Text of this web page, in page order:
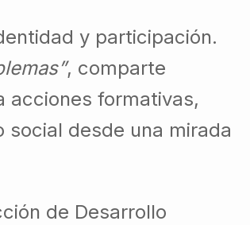
y participación.
, comparte
acciones formativas,
desde una mirada
de Desarrollo